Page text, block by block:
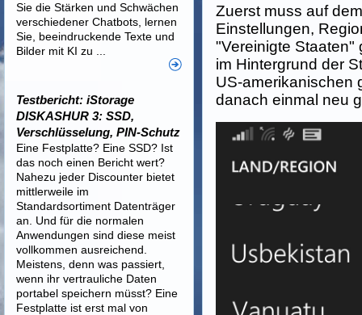
Zuerst muss auf
Einstellungen,
"Vereinigte Staaten"
im Hintergrund der
US-amerikanischen
danach einmal neu
Sie die Stärken und Schwächen
verschiedener Chatbots, lernen
Sie, beeindruckende Texte und
Bilder mit KI zu ...
Testbericht: iStorage
DISKASHUR 3: SSD,
Verschlüsselung, PIN-Schutz
Eine Festplatte? Eine SSD? Ist
das noch einen Bericht wert?
Nahezu jeder Discounter bietet
mittlerweile im
Standardsortiment Datenträger
an. Und für die normalen
Anwendungen sind diese meist
vollkommen ausreichend.
Meistens, denn was passiert,
wenn ihr vertrauliche Daten
portabel speichern müsst? Eine
Festplatte ist erst mal von